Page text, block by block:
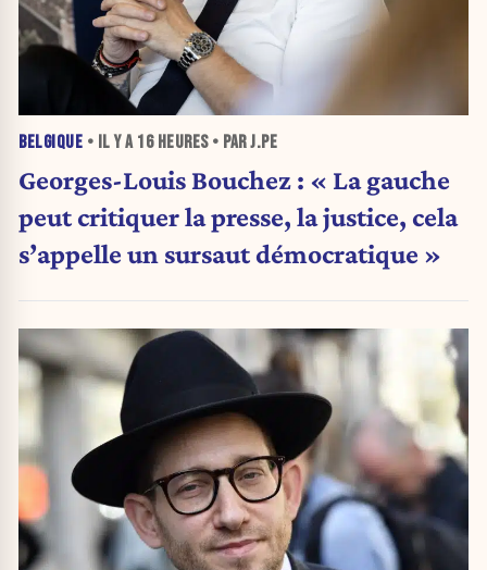
BELGIQUE • IL Y A 16 HEURES• PAR J.PE
Georges-Louis Bouchez : « La gauche
peut critiquer la presse, la justice, cela
s’appelle un sursaut démocratique »